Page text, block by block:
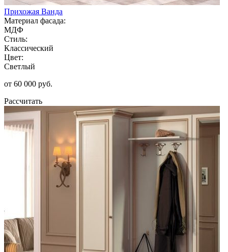
Прихожая Ванда
Материал фасада:
МДФ
Стиль:
Классический
Цвет:
Светлый
от 60 000 руб.
Рассчитать